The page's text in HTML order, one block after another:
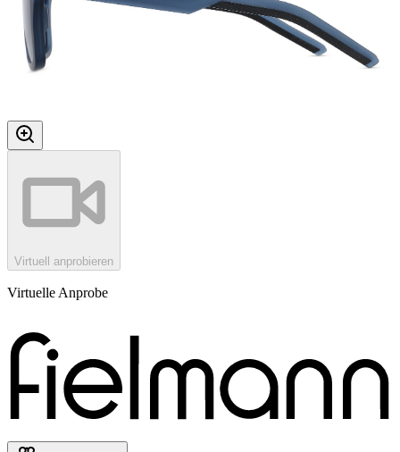
Virtuell anprobieren
Virtuelle Anprobe